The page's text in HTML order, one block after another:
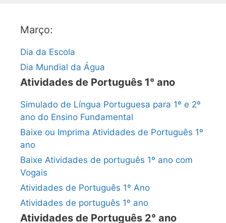
Março:
Dia da Escola
Dia Mundial da Água
Atividades de Português 1° ano
Simulado de Língua Portuguesa para 1º e 2º
ano do Ensino Fundamental
Baixe ou Imprima Atividades de Português 1º
ano
Baixe Atividades de português 1º ano com
Vogais
Atividades de Português 1º Ano
Atividades de português 1º ano
Atividades de Português 2° ano